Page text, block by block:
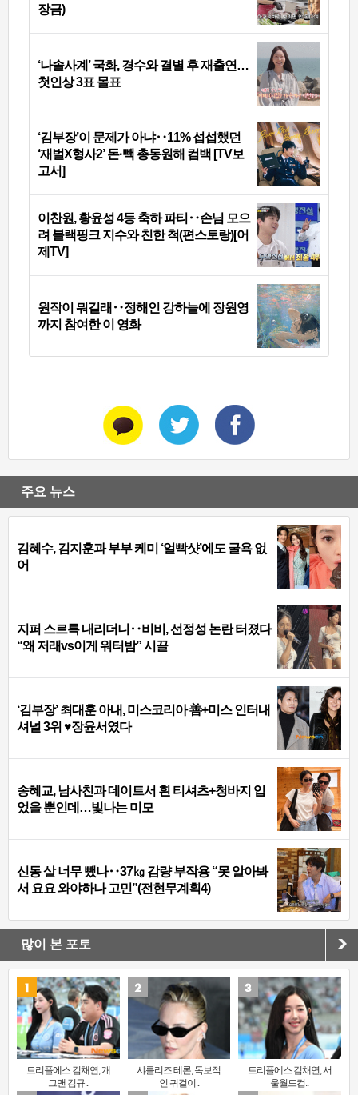
장금)
‘나솔사계’ 국화, 경수와 결별 후 재출연…
첫인상 3표 몰표
‘김부장’이 문제가 아냐‥11% 섭섭했던
‘재벌X형사2’ 돈·빽 총동원해 컴백 [TV보
고서]
이찬원, 황윤성 4등 축하 파티‥손님 모으
려 블랙핑크 지수와 친한 척(편스토랑)[어
제TV]
원작이 뭐길래‥정해인 강하늘에 장원영
까지 참여한 이 영화
주요 뉴스
김혜수, 김지훈과 부부 케미 ‘얼빡샷’에도 굴욕 없
어
지퍼 스르륵 내리더니‥비비, 선정성 논란 터졌다
“왜 저래vs이게 워터밤” 시끌
‘김부장’ 최대훈 아내, 미스코리아 善+미스 인터내
셔널 3위 ♥장윤서였다
송혜교, 남사친과 데이트서 흰 티셔츠+청바지 입
었을 뿐인데…빛나는 미모
신동 살 너무 뺐나‥37㎏ 감량 부작용 “못 알아봐
서 요요 와야하나 고민”(전현무계획4)
많이 본 포토
트리플에스 김채연, 개
그맨 김규..
샤를리즈 테론, 독보적
인 귀걸이..
트리플에스 김채연, 서
울월드컵..